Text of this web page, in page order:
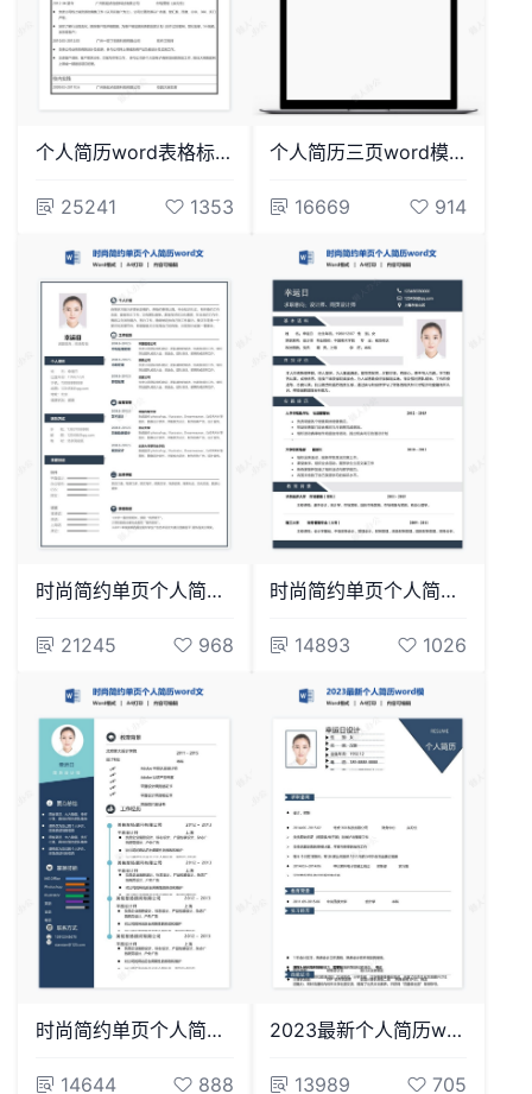
个人简历word表格标准单页(7)
25241 1353
个人简历三页word模板封面自荐信(7)
16669 914
时尚简约单页个人简历word文档(12)
21245 968
时尚简约单页个人简历word文档(3)
14893 1026
时尚简约单页个人简历word文档(18)
14644 888
2023最新个人简历word模板(11)
13989 705